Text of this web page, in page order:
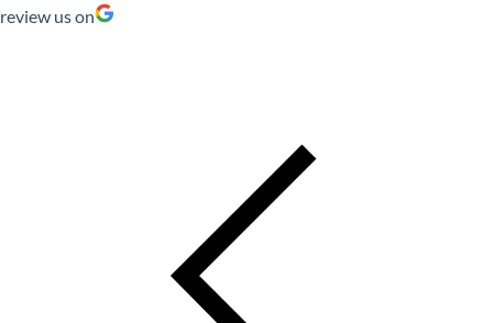
review us on